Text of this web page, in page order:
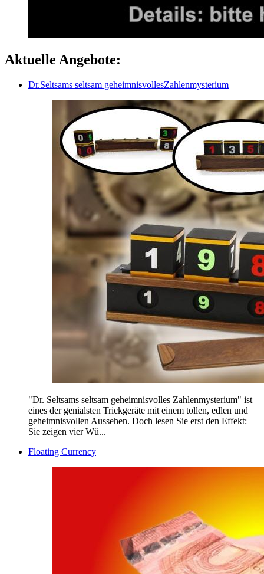
Aktuelle Angebote:
Dr.Seltsams seltsam geheimnisvollesZahlenmysterium
"Dr. Seltsams seltsam geheimnisvolles Zahlenmysterium" ist
eines der genialsten Trickgeräte mit einem tollen, edlen und
geheimnisvollen Aussehen. Doch lesen Sie erst den Effekt:
Sie zeigen vier Wü...
Floating Currency